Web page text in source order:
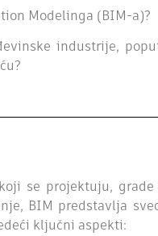
Modelinga (BIM-a)?
industrije,
se projektuju,
BIM predstavlja
ključni aspekti: